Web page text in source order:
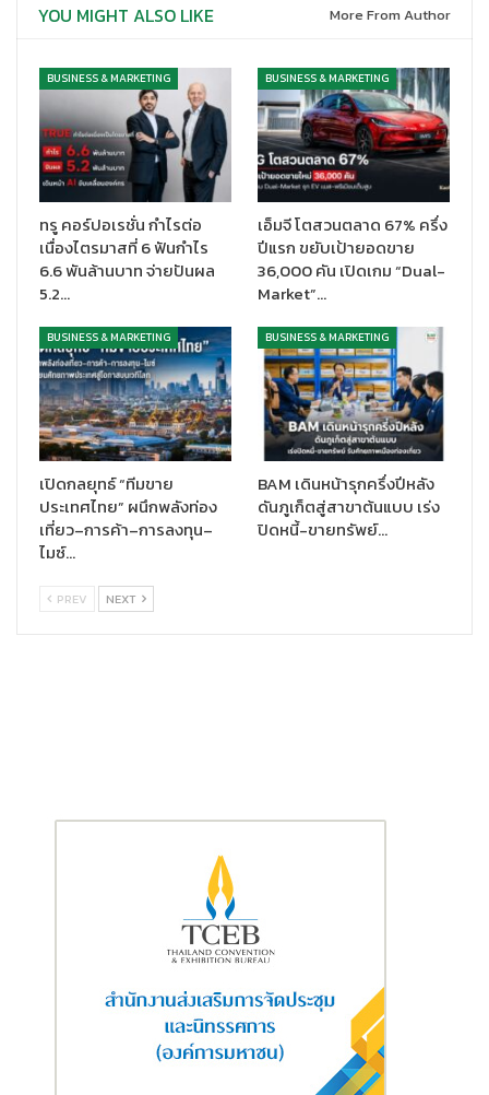
ผลิตภัณฑ์ใหม่ที่ใช้AI เพิ่มประสิทธิภาพ
เปิดตัวGalaxy Book5 Pro และ Galaxy Book5 360ที่มาพร้อม
Intel® Core™ Ultra Processors Series 2 พร้อมฟีเจอร์ AI เช่นAI
Selectช่วยให้การค้นหาและการใช้งานอินเทอร์เน็ตง่ายขึ้น และPhoto
Remasterที่ใช้พลังของ NPU ปรับภาพความละเอียดต่ำให้คมชัดมาก
สำหรับอุปกรณ์เพื่อสุขภาพ
Galaxy RingและGalaxy Watch
ต่อกับSamsung Healthให้ผู้ใช้ติดตามข้อมูลเชิงลึกเกี่ยวกับสุขภาพ
เช่น การออกกำลังกาย การนอนหลับ และข้อมูลชีพจรอย่างมี
ประสิทธิภาพ
เสริมประสบการณ์การใช้งานให้เฉพาะตัวมากยิ่งขึ้น
AI สู่อุตสาหกรรมและยานยนต์
SmartThings Pro
และร้านค้าปลีก พร้อมพัฒนาSmartThings for Ships
Sailing Modeสำหรับเตรียมเรือก่อนเดินทาง และ Care Mode
ตรวจสอบระบบพลังงานและความปลอดภัย
ในอุตสาหกรรมยานยนต์ ซัมซุงร่วมมือกับ
Hyundai Motor Group
YOU MIGHT ALSO LIKE More From Author
BUSINESS & MARKETING
ทรู คอร์ปอเรชั่น กำไรต่อ
เนื่องไตรมาสที่ 6 ฟันกำไร
6.6 พันล้านบาท จ่ายปันผล
5.2…
BUSINESS & MARKETING
เอ็มจี โตสวนตลาด 67% ครึ่ง
ปีแรก ขยับเป้ายอดขาย
36,000 คัน เปิดเกม “Dual-
Market”…
BUSINESS & MARKETING
เปิดกลยุทธ์ “ทีมขาย
ประเทศไทย” ผนึกพลังท่อง
เที่ยว–การค้า–การลงทุน–
ไมซ์…
BUSINESS & MARKETING
BAM เดินหน้ารุกครึ่งปีหลัง
ดันภูเก็ตสู่สาขาต้นแบบ เร่ง
ปิดหนี้-ขายทรัพย์…
PREV NEXT